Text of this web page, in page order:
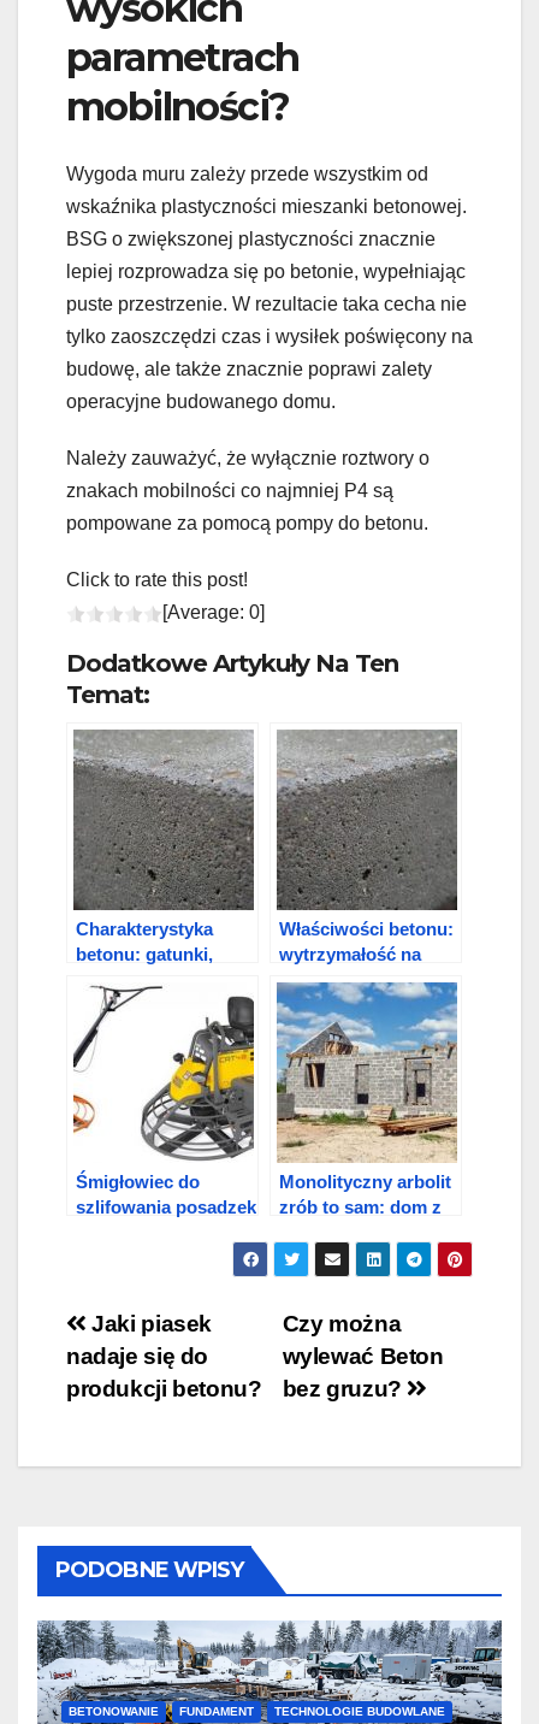
parametrach
mobilności?
Wygoda muru zależy przede wszystkim od
wskaźnika plastyczności mieszanki betonowej.
BSG o zwiększonej plastyczności znacznie
lepiej rozprowadza się po betonie, wypełniając
puste przestrzenie. W rezultacie taka cecha nie
tylko zaoszczędzi czas i wysiłek poświęcony na
budowę, ale także znacznie poprawi zalety
operacyjne budowanego domu.
Należy zauważyć, że wyłącznie roztwory o
znakach mobilności co najmniej P4 są
pompowane za pomocą pompy do betonu.
Click to rate this post!
[Average: 0]
Dodatkowe Artykuły Na Ten
Temat:
Charakterystyka
betonu: gatunki,
Właściwości betonu:
wytrzymałość na
ściskanie, gęstość i
rozpraszanie ciepła
Śmigłowiec do
szlifowania posadzek
Monolityczny arbolit
zrób to sam: dom z
Nawigacja
wpisu
Czy można
wylewać Beton
bez gruzu?
Jaki piasek
nadaje się do
produkcji betonu?
PODOBNE WPISY
BETONOWANIE FUNDAMENT TECHNOLOGIE BUDOWLANE